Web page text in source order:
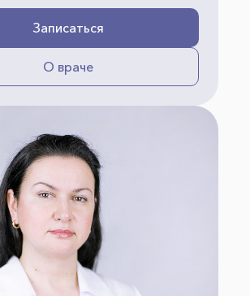
Записаться
О враче